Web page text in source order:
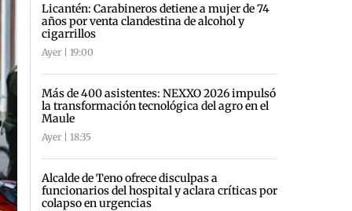
Licantén: Carabineros detiene a mujer de 74
años por venta clandestina de alcohol y
cigarrillos
Ayer | 19:00
Más de 400 asistentes: NEXXO 2026 impulsó
la transformación tecnológica del agro en el
Maule
Ayer | 18:35
Alcalde de Teno ofrece disculpas a
funcionarios del hospital y aclara críticas por
colapso en urgencias